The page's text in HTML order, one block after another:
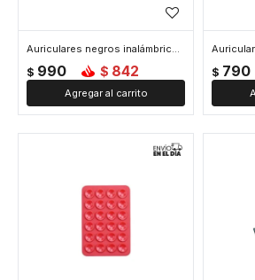
Auriculares negros inalámbricos - Negro
$ 990 $ 842 $ 790